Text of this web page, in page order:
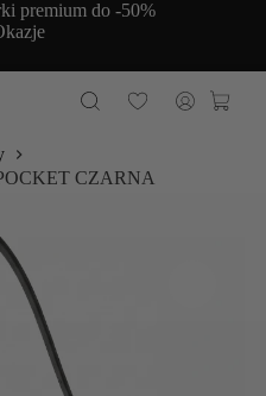
premium do -50%
Koszyk
CZARNA